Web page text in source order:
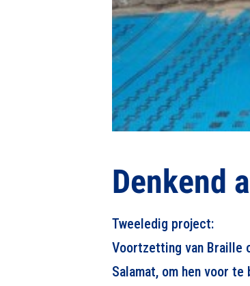
Denkend
Tweeledig project:
Voortzetting van Braille
Salamat, om hen voor